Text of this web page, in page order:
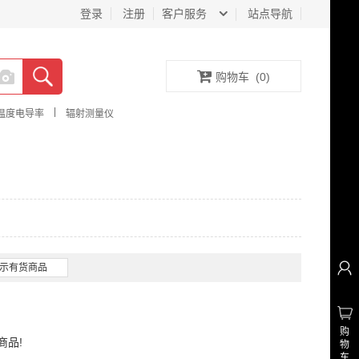
客户服务 站点导航
登录 注册
度电导率 辐射测量仪
购物车 (0)
有货商品
品!
购
物